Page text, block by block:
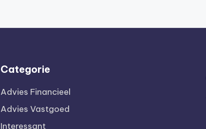
Categorie
Advies Financieel
Advies Vastgoed
Interessant